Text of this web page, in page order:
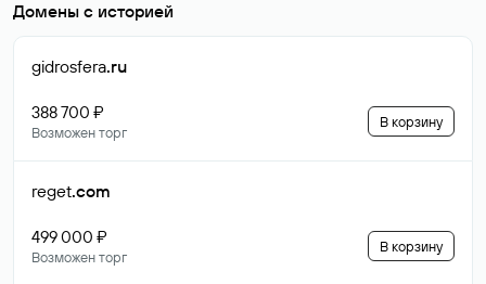
Домены с историей
gidrosfera.ru
388 700 ₽
Возможен торг
В корзину
reget.com
499 000 ₽
Возможен торг
В корзину